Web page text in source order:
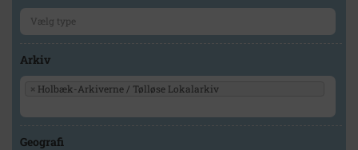
Arkiv
× Holbæk-Arkiverne / Tølløse Lokalarkiv
Geografi